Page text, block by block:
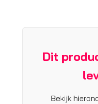
Dit
Bekijk